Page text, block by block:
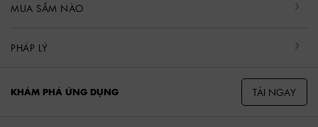
MUA SẮM NÀO
PHÁP LÝ
KHÁM PHÁ ỨNG DỤNG TẢI NGAY